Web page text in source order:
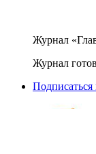
Журнал
Журнал